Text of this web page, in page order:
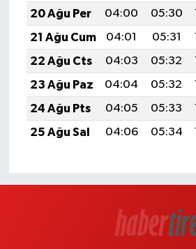
20 Ağu Per
04:00 05:30
21 Ağu Cum
04:01 05:31
22 Ağu Cts
04:03 05:32
23 Ağu Paz
04:04 05:32
24 Ağu Pts
04:05 05:33
25 Ağu Sal
04:06 05:34